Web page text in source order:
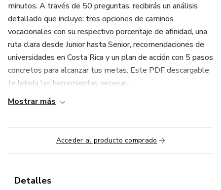
minutos. A través de 50 preguntas, recibirás un análisis
detallado que incluye: tres opciones de caminos
vocacionales con su respectivo porcentaje de afinidad, una
ruta clara desde Junior hasta Senior, recomendaciones de
universidades en Costa Rica y un plan de acción con 5 pasos
concretos para alcanzar tus metas. Este PDF descargable
te brinda las herramientas necesar...
Mostrar más
Acceder al producto comprado
Detalles